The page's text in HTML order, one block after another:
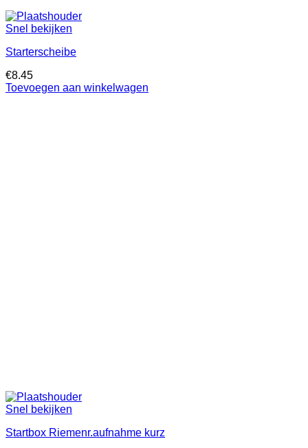
Snel bekijken
Starterscheibe
€8.45
Toevoegen aan winkelwagen
Snel bekijken
Startbox Riemenr.aufnahme kurz